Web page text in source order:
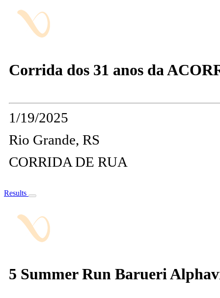
Corrida dos 31 anos da
1/19/2025
Rio Grande, RS
CORRIDA DE RUA
Results
5 Summer Run Barueri